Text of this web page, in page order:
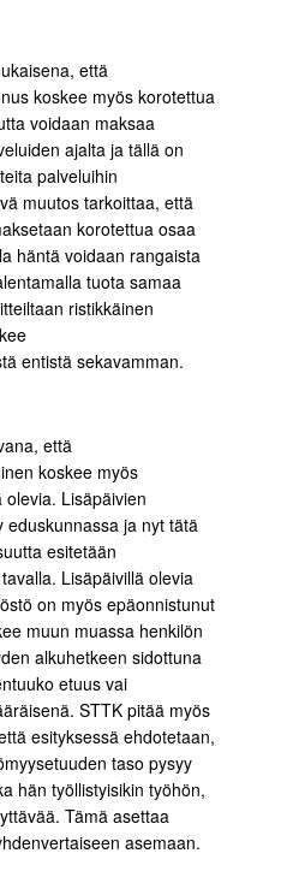
että
koskee myös korotettua
voidaan maksaa
ajalta ja tällä on
palveluihin
muutos tarkoittaa, että
korotettua osaa
häntä voidaan rangaista
tuota samaa
ristikkäinen
entistä sekavamman.
että
koskee myös
Lisäpäivien
eduskunnassa ja nyt tätä
esitetään
Lisäpäivillä olevia
on myös epäonnistunut
muun muassa henkilön
alkuhetkeen sidottuna
etuus vai
STTK pitää myös
esityksessä ehdotetaan,
taso pysyy
hän työllistyisikin työhön,
Tämä asettaa
asemaan.